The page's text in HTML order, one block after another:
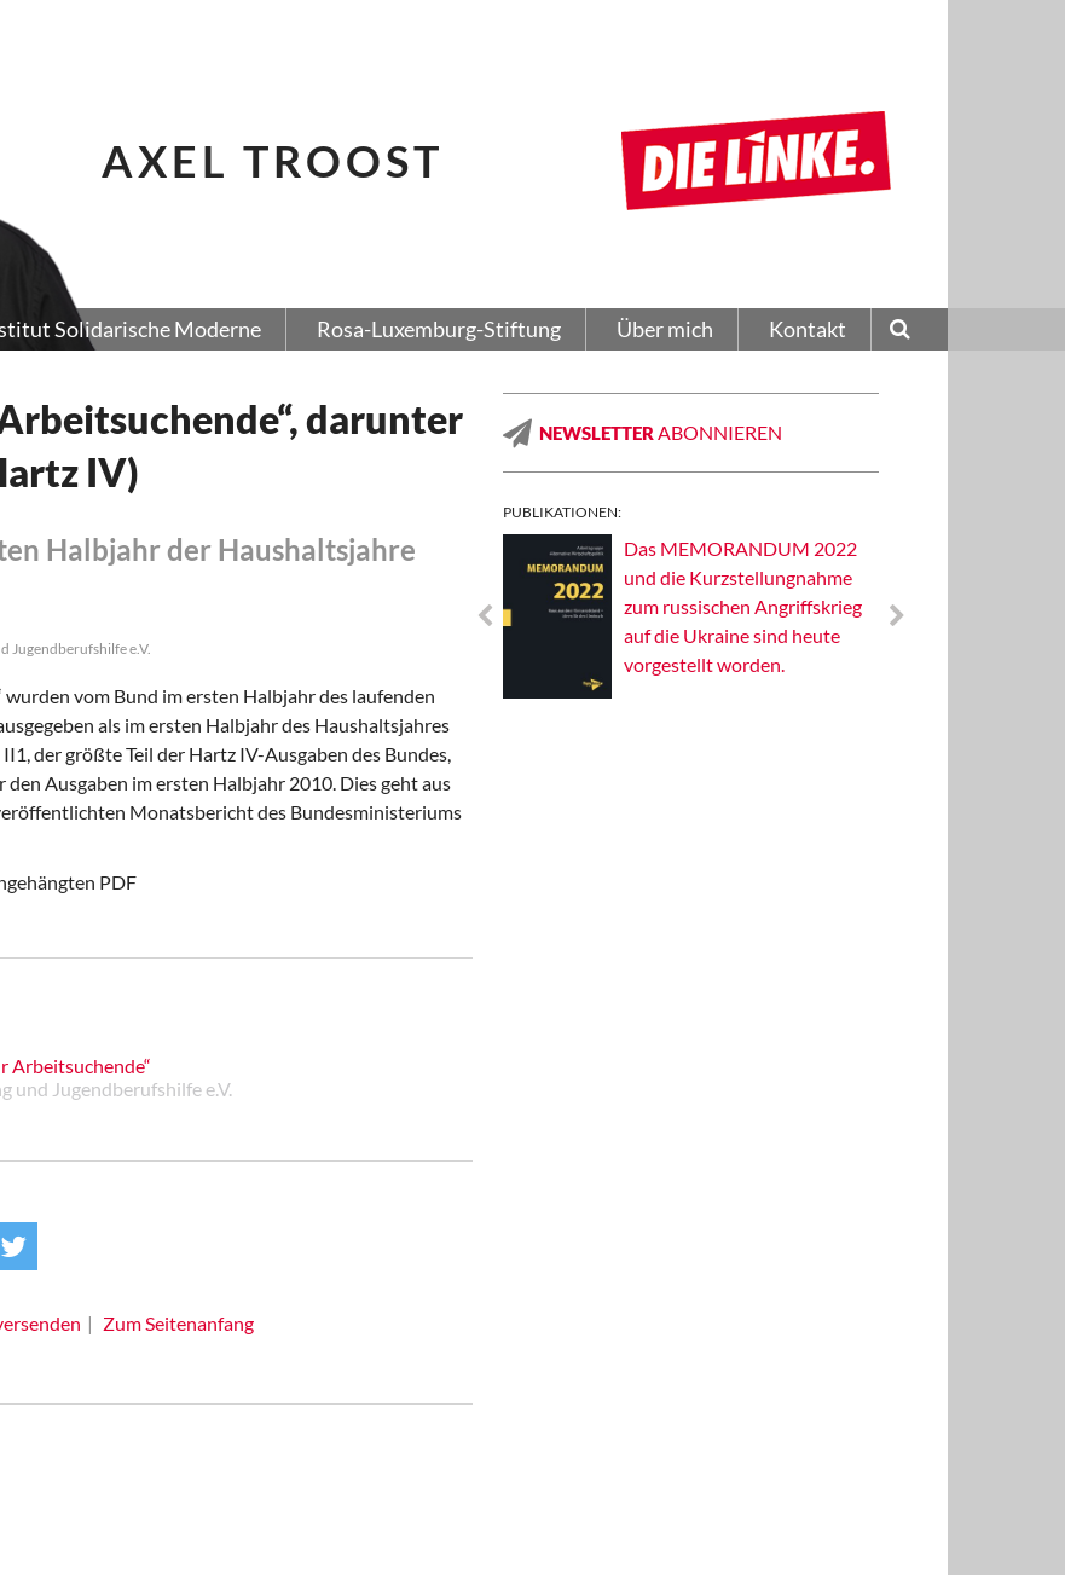
AXEL TROOST
Solidarische Moderne Rosa-Luxemburg-Stiftung Über mich Kontakt
darunter
IV)
Halbjahr der Haushaltsjahre
Jugendberufshilfe e.V.
vom Bund im ersten Halbjahr des laufenden
als im ersten Halbjahr des Haushaltsjahres
der größte Teil der Hartz IV-Ausgaben des Bundes,
Ausgaben im ersten Halbjahr 2010. Dies geht aus
Monatsbericht des Bundesministeriums
PDF
Arbeitsuchende“
Jugendberufshilfe e.V.
Zum Seitenanfang
NEWSLETTER ABONNIEREN
PUBLIKATIONEN:
Solidarisches EUropa -
Das MEMORANDUM 2022
und die Kurzstellungnahme
zum russischen Angriffskrieg
auf die Ukraine sind heute
vorgestellt worden.